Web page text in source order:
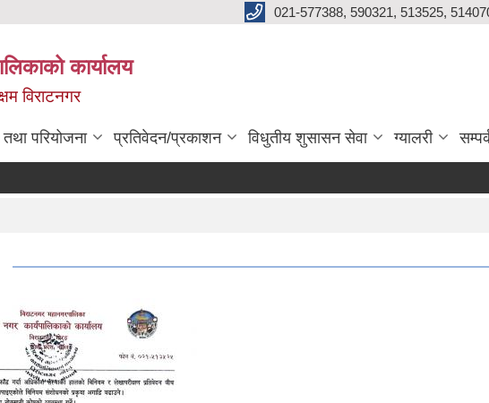
021-577388, 590321, 513525,
कार्यालय
विराटनगर
परियोजना प्रतिवेदन/प्रकाशन विधुतीय शुसासन सेवा ग्यालरी